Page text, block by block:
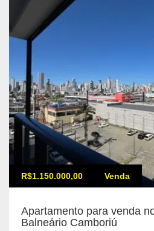
R$1.150.000,00 Venda
Apartamento para venda
Balneário Camboriú